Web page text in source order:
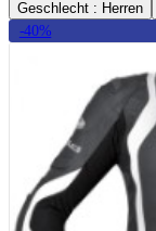
Geschlecht : Herren
-40%